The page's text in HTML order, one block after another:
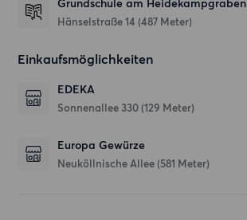
Grundschule am Heidekampgraben
Hänselstraße 14 (487 Meter)
Einkaufsmöglichkeiten
EDEKA
Sonnenallee 330 (129 Meter)
Europa Gewürze
Neuköllnische Allee (581 Meter)